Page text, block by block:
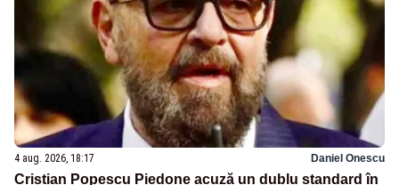
4 aug. 2026, 18:17 Daniel Onescu
Cristian Popescu Piedone acuză un dublu standard în